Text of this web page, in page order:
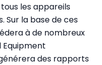
les appareils
Sur la base de ces
à de nombreux
Equipment
des rapports